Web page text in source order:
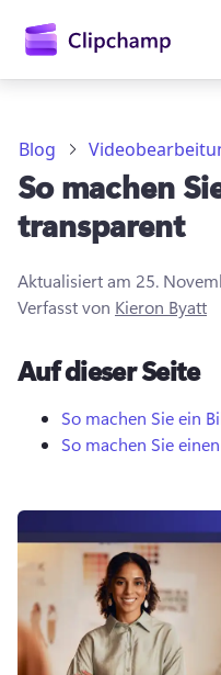
Anmelden
Blog
So machen
transparent
Aktualisiert am 25.
Verfasst von Kieron Byatt
Auf dieser Seite
So machen Sie ein
So machen Sie